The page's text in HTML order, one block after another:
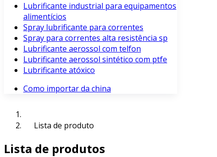
Lubrificante industrial para equipamentos
alimentícios
Spray lubrificante para correntes
Spray para correntes alta resistência sp
Lubrificante aerossol com telfon
Lubrificante aerossol sintético com ptfe
Lubrificante atóxico
Como importar da china
Lista de produto
Lista de produtos